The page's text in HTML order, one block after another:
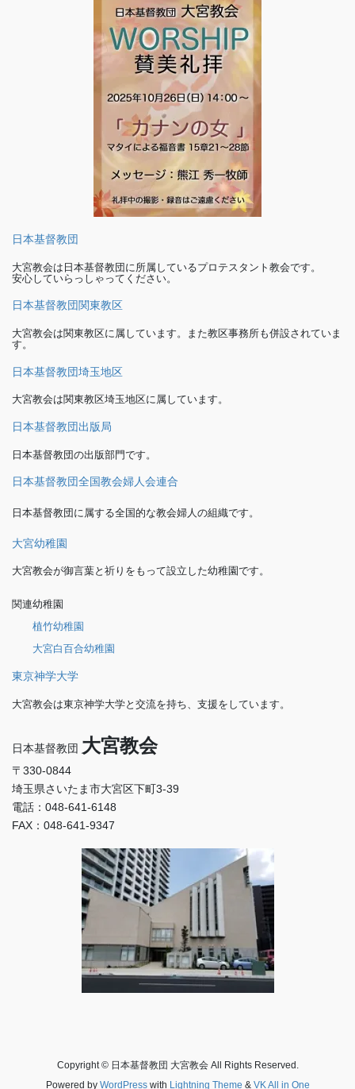
日本基督教団
大宮教会は日本基督教団に所属しているプロテスタント教会です。
安心していらっしゃってください。
日本基督教団関東教区
大宮教会は関東教区に属しています。また教区事務所も併設されていま
す。
日本基督教団埼玉地区
大宮教会は関東教区埼玉地区に属しています。
日本基督教団出版局
日本基督教団の出版部門です。
日本基督教団全国教会婦人会連合
日本基督教団に属する全国的な教会婦人の組織です。
大宮幼稚園
大宮教会が御言葉と祈りをもって設立した幼稚園です。
関連幼稚園
植竹幼稚園
大宮白百合幼稚園
東京神学大学
大宮教会は東京神学大学と交流を持ち、支援をしています。
日本基督教団 大宮教会
〒330-0844
埼玉県さいたま市大宮区下町3-39
電話：048-641-6148
FAX：048-641-9347
Copyright © 日本基督教団 大宮教会 All Rights Reserved.
Powered by WordPresswith Lightning Theme & VK All in One